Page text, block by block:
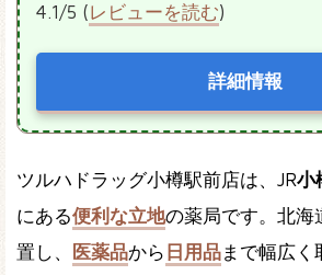
4.1/5 (レビューを読む)
詳細情報
ツルハドラッグ小樽駅前店は、JR小
にある便利な立地の薬局です。北海
置し、
医薬品から 日用品まで幅広く